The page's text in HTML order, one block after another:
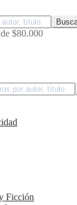
$80.000
Ficción